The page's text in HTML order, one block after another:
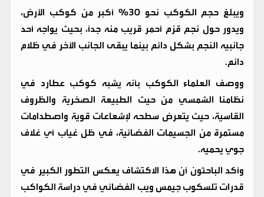
ويبلغ حجم الكوكب نحو 30% أكبر من كوكب الأرض،
ويدور حول نجم قزم أحمر قريب منه جداً، بحيث يواجه أحد
جانبيه النجم بشكل دائم بينما يبقى الجانب الآخر في ظلام
دائم.
ووصف العلماء الكوكب بأنه يشبه كوكب عطارد في
نظامنا الشمسي من حيث الطبيعة الصخرية والظروف
القاسية، حيث يتعرض سطحه لإشعاعات قوية واصطدامات
مستمرة من الجسيمات الفضائية، في ظل غياب أي غلاف
جوي يحميه.
وأكد الباحثون أن هذا الاكتشاف يعكس التطور الكبير في
قدرات تلسكوب جيمس ويب الفضائي في دراسة الكواكب